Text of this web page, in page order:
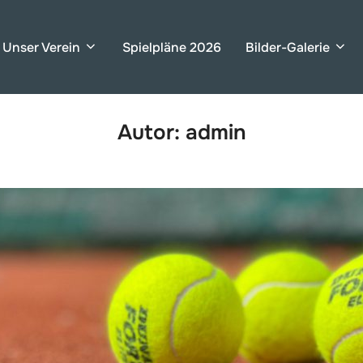
Unser Verein Spielpläne 2026 Bilder-Galerie
Autor: admin